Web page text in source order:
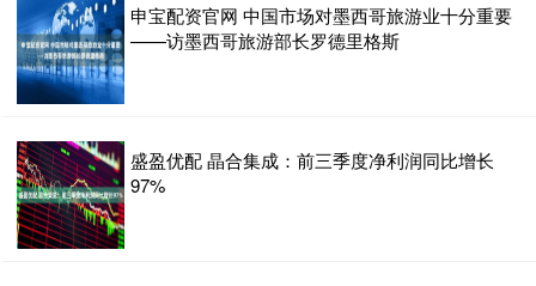
申宝配资官网 中国市场对墨西哥旅游业十分重要
——访墨西哥旅游部长罗德里格斯
盛盈优配 晶合集成：前三季度净利润同比增长
97%